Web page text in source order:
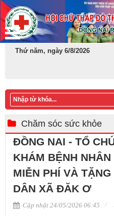
Thứ năm, ngày 6/8/2026
Chăm sóc sức khỏe
ĐỒNG NAI - TỔ
KHÁM BỆNH
MIỄN PHÍ VÀ
DÂN XÃ ĐĂK Ơ
Cập nhật 24/05/2026 06:45